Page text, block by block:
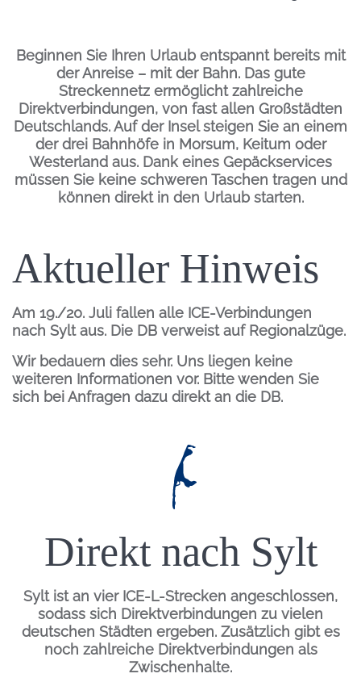
Einleitung
Beginnen Sie Ihren Urlaub entspannt bereits mit
der Anreise – mit der Bahn. Das gute
Streckennetz ermöglicht zahlreiche
Direktverbindungen, von fast allen Großstädten
Deutschlands. Auf der Insel steigen Sie an einem
der drei Bahnhöfe in Morsum, Keitum oder
Westerland aus. Dank eines Gepäckservices
müssen Sie keine schweren Taschen tragen und
können direkt in den Urlaub starten.
Einleitung
Aktueller Hinweis
Am 19./20. Juli fallen alle ICE-Verbindungen
nach Sylt aus. Die DB verweist auf Regionalzüge.
Wir bedauern dies sehr. Uns liegen keine
weiteren Informationen vor. Bitte wenden Sie
sich bei Anfragen dazu direkt an die DB.
Einleitung
Direkt nach Sylt
Sylt ist an vier ICE-L-Strecken angeschlossen,
sodass sich Direktverbindungen zu vielen
deutschen Städten ergeben. Zusätzlich gibt es
noch zahlreiche Direktverbindungen als
Zwischenhalte.